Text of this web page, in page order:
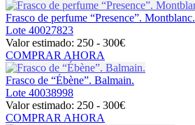
Frasco de perfume “Presence”. Montblanc.
Lote 40027823
Valor estimado: 250 - 300€
COMPRAR AHORA
Frasco de “Ébène”. Balmain.
Lote 40038998
Valor estimado: 250 - 300€
COMPRAR AHORA